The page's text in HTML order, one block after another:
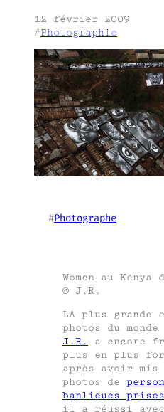
12 février 2009
#Photographie
#Photographe
Women au Kenya
© J.R.
LA plus grande
photos du
J.R.
a encore
plus en plus
après avoir mis
photos de
banlieues prises
il a réussi avec